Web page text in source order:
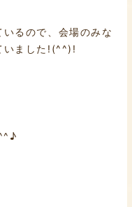
るので、会場のみな
いました!(^^)!